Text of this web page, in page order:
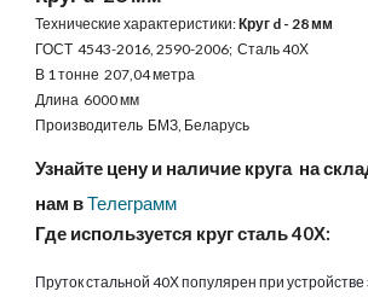
Технические характеристики:Круг d - 28 мм
ГОСТ 4543-2016, 2590-2006; Сталь 40Х
В 1 тонне 207,04 метра
Длина 6000 мм
Производитель БМЗ, Беларусь
Узнайте цену и наличие круга на
нам в Телеграмм
Где используется круг сталь 40Х:
Пруток стальной 40Х популярен при